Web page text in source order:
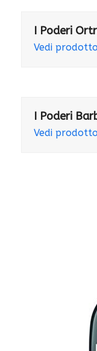
I Poderi
Vedi
I Poderi
Vedi